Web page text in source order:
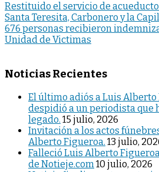
Restituido el servicio de
Santa Teresita, Carbonero y la
676 personas recibieron
Unidad de Victimas
Noticias Recientes
El último adiós a Luis
despidió a un periodista que
legado. 15 julio, 2026
Invitación a los actos
Alberto Figueroa. 13 julio,
Falleció Luis Alberto
de Notieje.com 10 julio, 2026